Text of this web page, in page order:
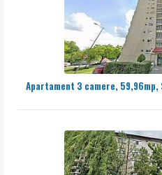
Apartament 3 camere, 59,96mp,